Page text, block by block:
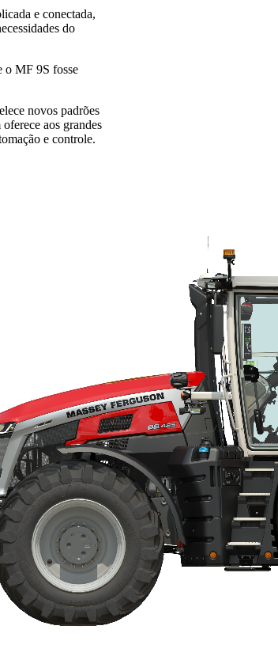
e conectada,
do
o MF 9S fosse
novos padrões
aos grandes
e controle.